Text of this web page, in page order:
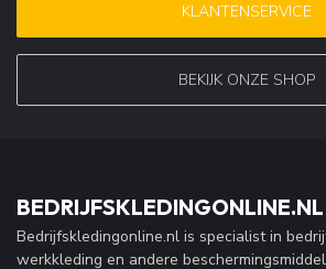
KLANTENSERVICE
BEKIJK ONZE SHOP
BEDRIJFSKLEDINGONLINE.NL
Bedrijfskledingonline.nl is specialist in
werkkleding en andere